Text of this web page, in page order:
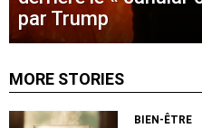
par Trump
MORE STORIES
BIEN-ÊTRE